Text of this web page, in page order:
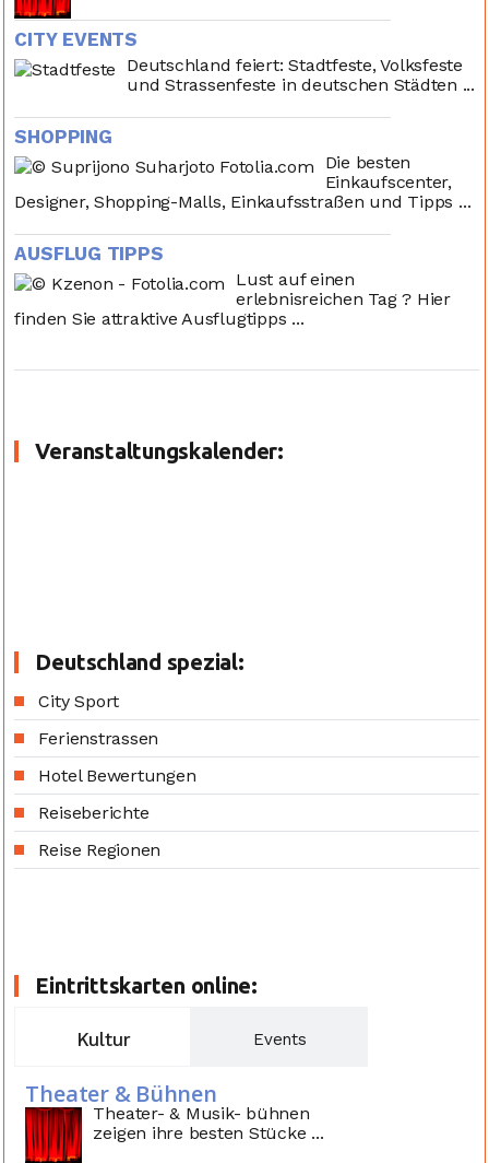
CITY EVENTS
Deutschland feiert: Stadtfeste, Volksfeste
und Strassenfeste in deutschen Städten ...
SHOPPING
Die besten
Einkaufscenter,
Designer, Shopping-Malls, Einkaufsstraßen und Tipps ...
AUSFLUG TIPPS
Lust auf einen
erlebnisreichen Tag ? Hier
finden Sie attraktive Ausflugtipps ...
Veranstaltungskalender:
Deutschland spezial:
City Sport
Ferienstrassen
Hotel Bewertungen
Reiseberichte
Reise Regionen
Eintrittskarten online:
Kultur Events
Theater & Bühnen
Theater- & Musik- bühnen
zeigen ihre besten Stücke ...